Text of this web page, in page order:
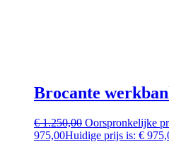
Brocante
€1.250,00 Oorspronkelijke
975,00Huidige prijs is: €